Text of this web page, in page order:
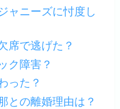
ャニーズに忖度し
席で逃げた？
ク障害？
った？
との離婚理由は？